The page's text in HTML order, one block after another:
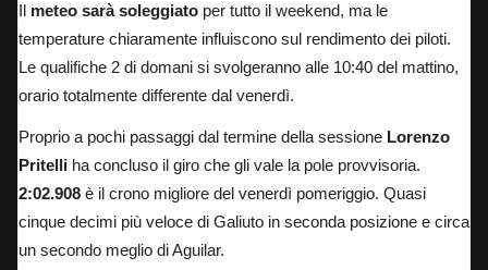
Il meteo sarà soleggiato per tutto il weekend, ma le
temperature chiaramente influiscono sul rendimento dei piloti.
Le qualifiche 2 di domani si svolgeranno alle 10:40 del mattino,
orario totalmente differente dal venerdì.
Proprio a pochi passaggi dal termine della sessione Lorenzo
Pritelli ha concluso il giro che gli vale la pole provvisoria.
2:02.908 è il crono migliore del venerdì pomeriggio. Quasi
cinque decimi più veloce di Galiuto in seconda posizione e circa
un secondo meglio di Aguilar.